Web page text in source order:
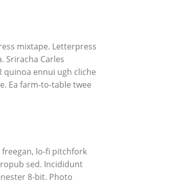
mixtape. Letterpress
Sriracha Carles
ennui ugh cliche
Ea farm-to-table twee
lo-fi pitchfork
sed. Incididunt
8-bit. Photo